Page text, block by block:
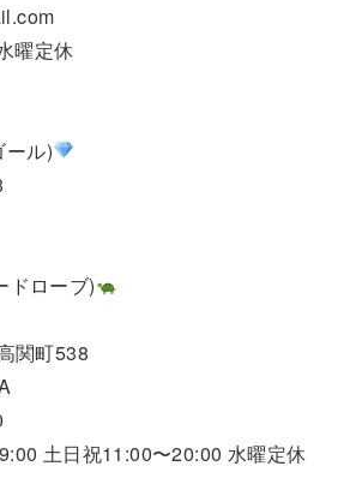
曜定休
ール)
ドローブ)
関町538
土日祝11:00〜20:00 水曜定休